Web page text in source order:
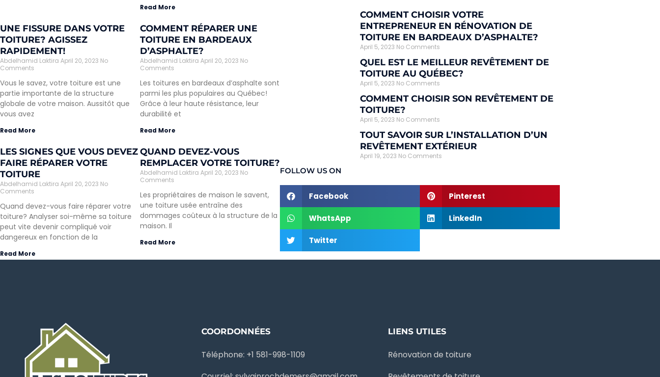
Read More
UNE FISSURE DANS VOTRE
TOITURE? AGISSEZ
RAPIDEMENT!
Abdelhamid Laktira April 20, 2023 No
Comments
Vous le savez, votre toiture est une
partie importante de la structure
globale de votre maison. Aussitôt que
vous avez
Read More
COMMENT RÉPARER UNE
TOITURE EN BARDEAUX
D’ASPHALTE?
Abdelhamid Laktira April 20, 2023 No
Comments
Les toitures en bardeaux d’asphalte sont
parmi les plus populaires au Québec!
Grâce à leur haute résistance, leur
durabilité et
Read More
LES SIGNES QUE VOUS DEVEZ
FAIRE RÉPARER VOTRE
TOITURE
Abdelhamid Laktira April 20, 2023 No
Comments
Quand devez-vous faire réparer votre
toiture? Analyser soi-même sa toiture
peut vite devenir compliqué voir
dangereux en fonction de la
Read More
QUAND DEVEZ-VOUS
REMPLACER VOTRE TOITURE?
Abdelhamid Laktira April 20, 2023 No
Comments
Les propriétaires de maison le savent,
une toiture usée entraîne des
dommages coûteux à la structure de la
maison. Il
Read More
COMMENT CHOISIR VOTRE
ENTREPRENEUR EN RÉNOVATION DE
TOITURE EN BARDEAUX D’ASPHALTE?
April 5, 2023 No Comments
QUEL EST LE MEILLEUR REVÊTEMENT DE
TOITURE AU QUÉBEC?
April 5, 2023 No Comments
COMMENT CHOISIR SON REVÊTEMENT DE
TOITURE?
April 5, 2023 No Comments
TOUT SAVOIR SUR L’INSTALLATION D’UN
REVÊTEMENT EXTÉRIEUR
April 19, 2023 No Comments
FOLLOW US ON
Facebook Pinterest
WhatsApp LinkedIn
Twitter
COORDONNÉES
Téléphone: +1 581-998-1109
LIENS UTILES
Rénovation de toiture